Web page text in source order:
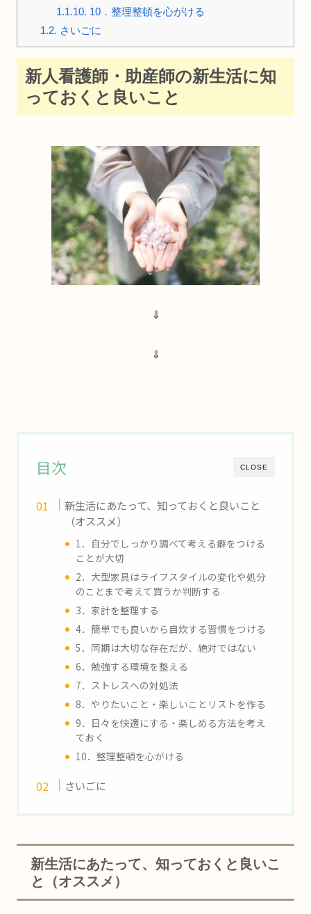
1.1.10. 10．整理整頓を心がける
1.2. さいごに
新人看護師・助産師の新生活に知
っておくと良いこと
⇓
⇓
CLOSE
目次
新生活にあたって、知っておくと良いこと
（オススメ）
1．自分でしっかり調べて考える癖をつける
ことが大切
2．大型家具はライフスタイルの変化や処分
のことまで考えて買うか判断する
3．家計を整理する
4．簡単でも良いから自炊する習慣をつける
5．同期は大切な存在だが、絶対ではない
6．勉強する環境を整える
7．ストレスへの対処法
8．やりたいこと・楽しいことリストを作る
9．日々を快適にする・楽しめる方法を考え
ておく
10．整理整頓を心がける
さいごに
新生活にあたって、知っておくと良いこ
と（オススメ）